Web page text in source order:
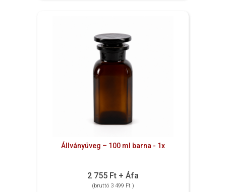
Állványüveg – 100 ml barna - 1x
2 755 Ft + Áfa
(bruttó 3 499 Ft )